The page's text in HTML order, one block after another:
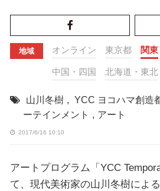
地域 オンライン 東京都 関東
中国・四国 北海道・東北
山川冬樹 , YCC ヨコハマ創造
ーテインメント , アート
2017/6/16 10:10
アートプログラム「YCC
て、現代美術家の山川冬樹によ